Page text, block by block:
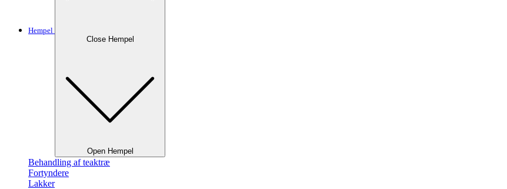
Hempel
Close Hempel
Open Hempel
Behandling af teaktræ
Fortyndere
Lakker